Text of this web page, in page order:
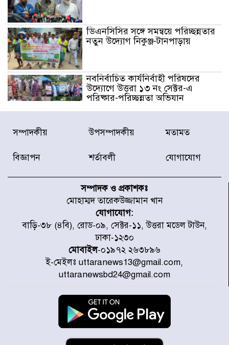
ডিএনসিসির সঙ্গে সমন্বয়ে পরিচ্ছন্নতার
নতুন উদ্যোগ নিকুঞ্জ-টানপাড়ায়
নবনির্বাচিত কার্যনির্বাহী পরিষদের
উদ্যোগে উত্তরা ১৩ নং সেক্টর-এ
পরিষ্কার-পরিচ্ছন্নতা অভিযান
ডিএমপির অভিযানে ২৪ ঘণ্টায় গ্রেপ্তার
৫০৪, উদ্ধার মাদক-অস্ত্র
সাগরে অবমুক্ত
মাতারবাড়ী পৌঁছে নির্ধারিত কর্মসূচিতে
যোগ দিয়েছেন প্রধানমন্ত্রী
জাতীয় সাংবাদিক সংস্থার পিরোজপুর
জেলা কমিটি অনুমোদন
গণঅভ্যুত্থানের তথ্য বিশ্বমিডিয়ায় পৌঁছে
দিতেন আদীব, গুমের চেষ্টা ৩ বার
সম্পাদকীয় উপসম্পাদকীয় মতামত
বিজ্ঞাপন শর্তাবলী যোগাযোগ
সম্পাদক ও প্রকাশকঃ
মোহাম্মদ তারেকউজ্জামান খান
যোগাযোগ:
বাড়ি-৩৮ (৪বি), রোড-০৯, সেক্টর-১১, উত্তরা মডেল টাউন,
ঢাকা-১২৩০
মোবাইল-০১৯৭২ ২৬৩৮৯৬
ই-মেইলঃ uttaranews13@gmail.com,
uttaranewsbd24@gmail.com